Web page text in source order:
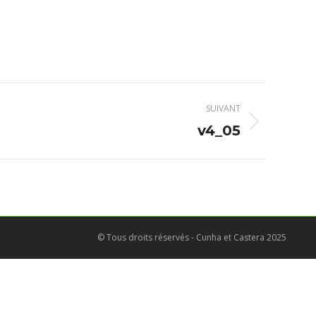
SUIVANT
v4_05
© Tous droits réservés - Cunha et Castera 2025